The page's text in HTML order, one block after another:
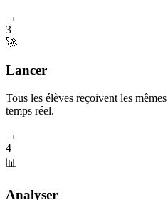
→
3
🚀
Lancer
Tous les élèves reçoivent les
temps réel.
→
4
📊
Analyser